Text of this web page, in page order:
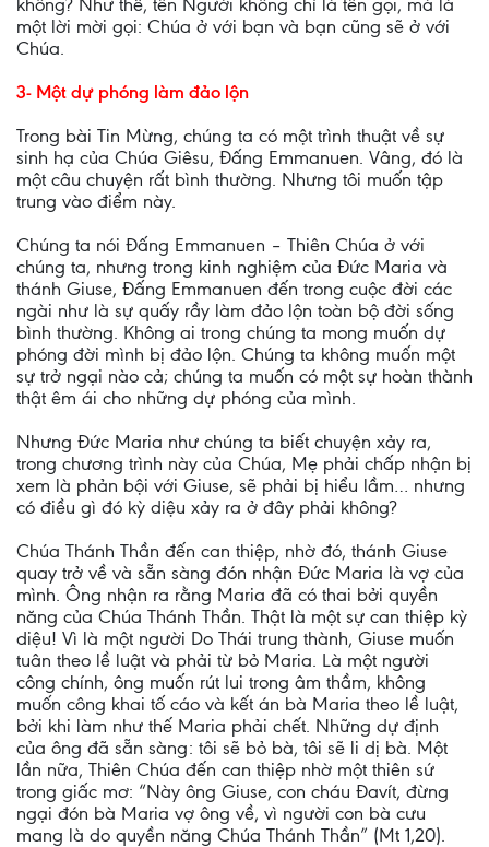
không? Như thế, tên Người không chỉ là tên gọi, mà là
một lời mời gọi: Chúa ở với bạn và bạn cũng sẽ ở với
Chúa.
3- Một dự phóng làm đảo lộn
Trong bài Tin Mừng, chúng ta có một trình thuật về sự
sinh hạ của Chúa Giêsu, Đấng Emmanuen. Vâng, đó là
một câu chuyện rất bình thường. Nhưng tôi muốn tập
trung vào điểm này.
Chúng ta nói Đấng Emmanuen – Thiên Chúa ở với
chúng ta, nhưng trong kinh nghiệm của Đức Maria và
thánh Giuse, Đấng Emmanuen đến trong cuộc đời các
ngài như là sự quấy rầy làm đảo lộn toàn bộ đời sống
bình thường. Không ai trong chúng ta mong muốn dự
phóng đời mình bị đảo lộn. Chúng ta không muốn một
sự trở ngại nào cả; chúng ta muốn có một sự hoàn thành
thật êm ái cho những dự phóng của mình.
Nhưng Đức Maria như chúng ta biết chuyện xảy ra,
trong chương trình này của Chúa, Mẹ phải chấp nhận bị
xem là phản bội với Giuse, sẽ phải bị hiểu lầm… nhưng
có điều gì đó kỳ diệu xảy ra ở đây phải không?
Chúa Thánh Thần đến can thiệp, nhờ đó, thánh Giuse
quay trở về và sẵn sàng đón nhận Đức Maria là vợ của
mình. Ông nhận ra rằng Maria đã có thai bởi quyền
năng của Chúa Thánh Thần. Thật là một sự can thiệp kỳ
diệu! Vì là một người Do Thái trung thành, Giuse muốn
tuân theo lề luật và phải từ bỏ Maria. Là một người
công chính, ông muốn rút lui trong âm thầm, không
muốn công khai tố cáo và kết án bà Maria theo lề luật,
bởi khi làm như thế Maria phải chết. Những dự định
của ông đã sẵn sàng: tôi sẽ bỏ bà, tôi sẽ li dị bà. Một
lần nữa, Thiên Chúa đến can thiệp nhờ một thiên sứ
trong giấc mơ: “Này ông Giuse, con cháu Đavít, đừng
ngại đón bà Maria vợ ông về, vì người con bà cưu
mang là do quyền năng Chúa Thánh Thần” (Mt 1,20).